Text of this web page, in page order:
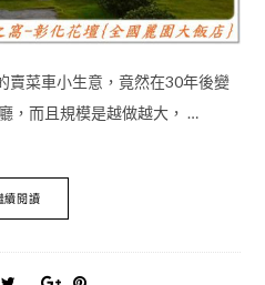
賣菜車小生意，竟然在30年後變
，而且規模是越做越大， …
續閱讀